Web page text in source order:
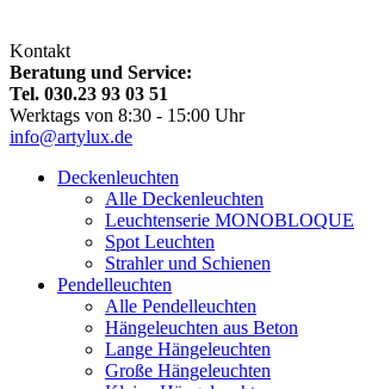
Kontakt
Beratung und Service:
Tel. 030.23 93 03 51
Werktags von 8:30 - 15:00 Uhr
info@artylux.de
Deckenleuchten
Alle Deckenleuchten
Leuchtenserie MONOBLOQUE
Spot Leuchten
Strahler und Schienen
Pendelleuchten
Alle Pendelleuchten
Hängeleuchten aus Beton
Lange Hängeleuchten
Große Hängeleuchten